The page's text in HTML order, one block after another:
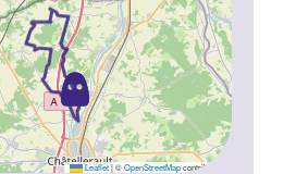
Leaflet |©OpenStreetMapcontributors